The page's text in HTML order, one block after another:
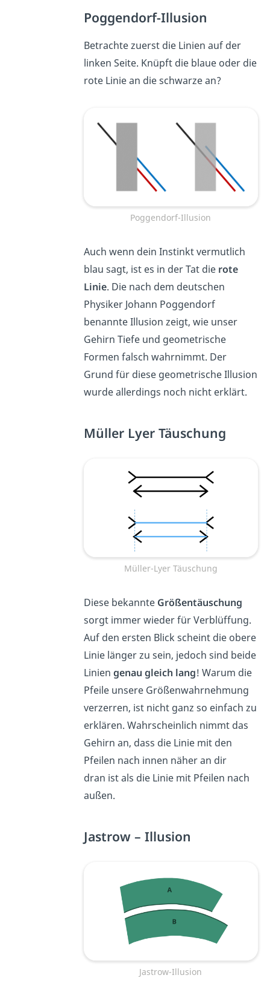
Poggendorf-Illusion
Betrachte zuerst die Linien auf der
linken Seite. Knüpft die blaue oder die
rote Linie an die schwarze an?
Poggendorf-Illusion
Auch wenn dein Instinkt vermutlich
blau sagt, ist es in der Tat die rote
Linie. Die nach dem deutschen
Physiker Johann Poggendorf
benannte Illusion zeigt, wie unser
Gehirn Tiefe und geometrische
Formen falsch wahrnimmt. Der
Grund für diese geometrische Illusion
wurde allerdings noch nicht erklärt.
Müller Lyer Täuschung
Müller-Lyer Täuschung
Diese bekannte Größentäuschung
sorgt immer wieder für Verblüffung.
Auf den ersten Blick scheint die obere
Linie länger zu sein, jedoch sind beide
Linien genau gleich lang! Warum die
Pfeile unsere Größenwahrnehmung
verzerren, ist nicht ganz so einfach zu
erklären. Wahrscheinlich nimmt das
Gehirn an, dass die Linie mit den
Pfeilen nach innen näher an dir
dran ist als die Linie mit Pfeilen nach
außen.
Jastrow – Illusion
Jastrow-Illusion